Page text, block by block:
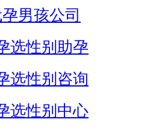
男孩公司
选性别助孕
选性别咨询
选性别中心